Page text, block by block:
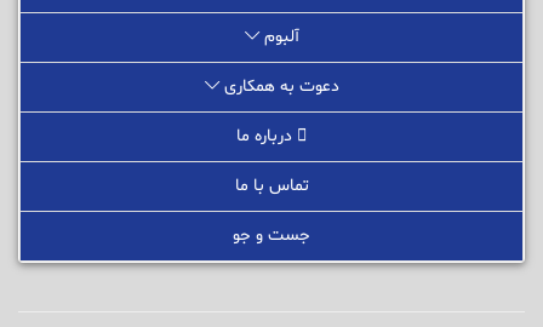
آلبوم
دعوت به همکاری
درباره ما
تماس با ما
جست و جو